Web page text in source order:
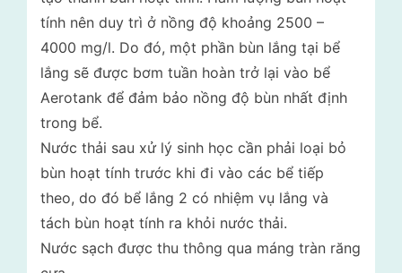
tính nên duy trì ở nồng độ khoảng 2500 –
4000 mg/l. Do đó, một phần bùn lắng tại bể
lắng sẽ được bơm tuần hoàn trở lại vào bể
Aerotank để đảm bảo nồng độ bùn nhất định
trong bể.
Nước thải sau xử lý sinh học cần phải loại bỏ
bùn hoạt tính trước khi đi vào các bể tiếp
theo, do đó bể lắng 2 có nhiệm vụ lắng và
tách bùn hoạt tính ra khỏi nước thải.
Nước sạch được thu thông qua máng tràn răng